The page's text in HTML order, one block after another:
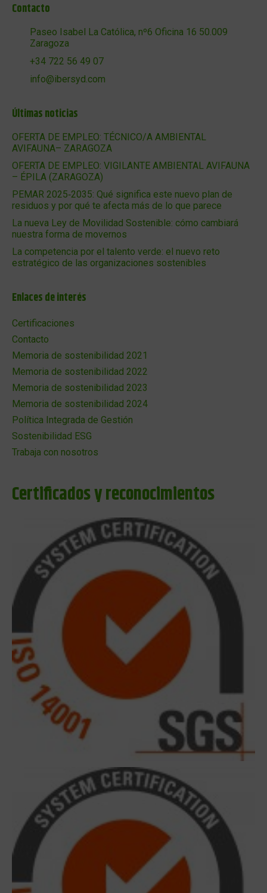
Contacto
Paseo Isabel La Católica, nº6 Oficina 16 50.009
Zaragoza
+34 722 56 49 07
info@ibersyd.com
Últimas noticias
OFERTA DE EMPLEO: TÉCNICO/A AMBIENTAL
AVIFAUNA– ZARAGOZA
OFERTA DE EMPLEO: VIGILANTE AMBIENTAL AVIFAUNA
– ÉPILA (ZARAGOZA)
PEMAR 2025‑2035: Qué significa este nuevo plan de
residuos y por qué te afecta más de lo que parece
La nueva Ley de Movilidad Sostenible: cómo cambiará
nuestra forma de movernos
La competencia por el talento verde: el nuevo reto
estratégico de las organizaciones sostenibles
Enlaces de interés
Certificaciones
Contacto
Memoria de sostenibilidad 2021
Memoria de sostenibilidad 2022
Memoria de sostenibilidad 2023
Memoria de sostenibilidad 2024
Política Integrada de Gestión
Sostenibilidad ESG
Trabaja con nosotros
Certificados y reconocimientos